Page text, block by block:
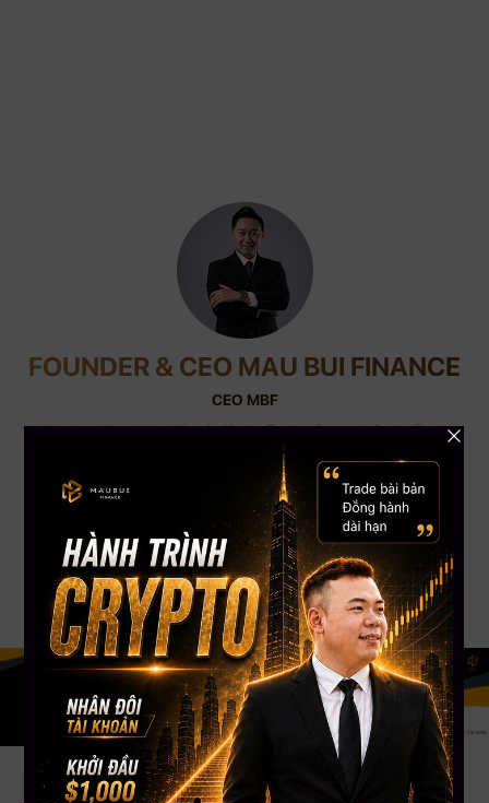
FOUNDER & CEO MAU BUI FINANCE
CEO MBF
Với kinh nghiệm chinh chiến gần 12 năm Trading Crypto và 8 năm Trading
Stock USA. CEO Mau Bui sở hữu số lượng học viên trên toàn cầu lên đến
gần 5000+, kênh Youtube đạt Nút Bạc với hơn 108,000 Subscribers. CEO
Mau Bui sẽ là người coaching hướng dẫn, chia sẻ kinh nghiệm & đồng hành
phù hợp nhất cho bạn.